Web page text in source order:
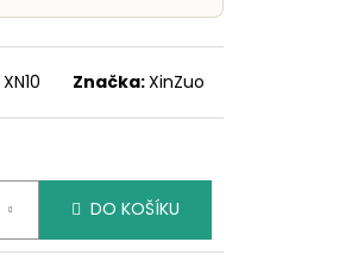
XN10 Značka:XinZuo
DO KOŠÍKU